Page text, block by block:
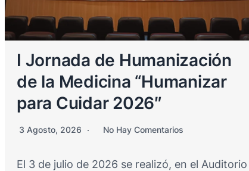
I Jornada de Humanización
de la Medicina “Humanizar
para Cuidar 2026″
3 Agosto, 2026 No Hay Comentarios
El 3 de julio de 2026 se realizó, en el Auditorio